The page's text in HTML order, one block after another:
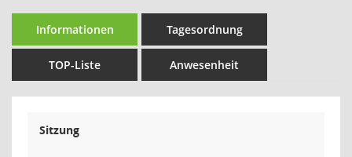
Informationen Tagesordnung
TOP-Liste Anwesenheit
Sitzung